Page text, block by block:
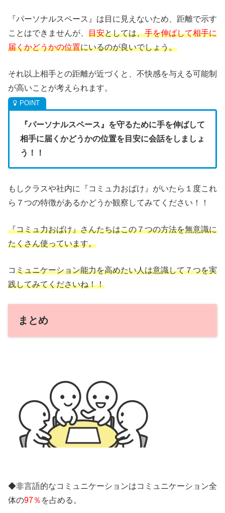
『パーソナルスペース』は目に見えないため、距離で示す
ことはできませんが、 目安としては、手を伸ばして相手に
届くかどうかの位置にいるのが良いでしょう。
それ以上相手との距離が近づくと、不快感を与える可能制
が高いことが考えられます。
『パーソナルスペース』を守るために手を伸ばして
相手に届くかどうかの位置を目安に会話をしましょ
う！！
もしクラスや社内に『コミュ力おばけ』がいたら１度これ
ら７つの特徴があるかどうか観察してみてください！！
『コミュ力おばけ』さんたちはこの７つの方法を無意識に
たくさん使っています。
コミュニケーション能力を高めたい人は意識して７つを実
践してみてくださいね！！
まとめ
◆非言語的なコミュニケーションはコミュニケーション全
体の97％ を占める。